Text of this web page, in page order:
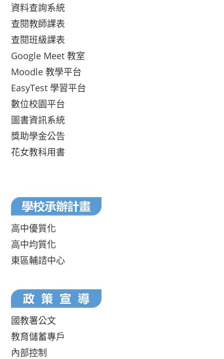
資料查詢系統
查閱教師課表
查閱班級課表
Google Meet 教室
Moodle 教學平台
EasyTest 學習平台
數位校園平台
圖書資訊系統
獎助學金公告
花女教科用書
高中優質化
高中均質化
東區輔諮中心
國教署公文
教育儲蓄專戶
內部控制